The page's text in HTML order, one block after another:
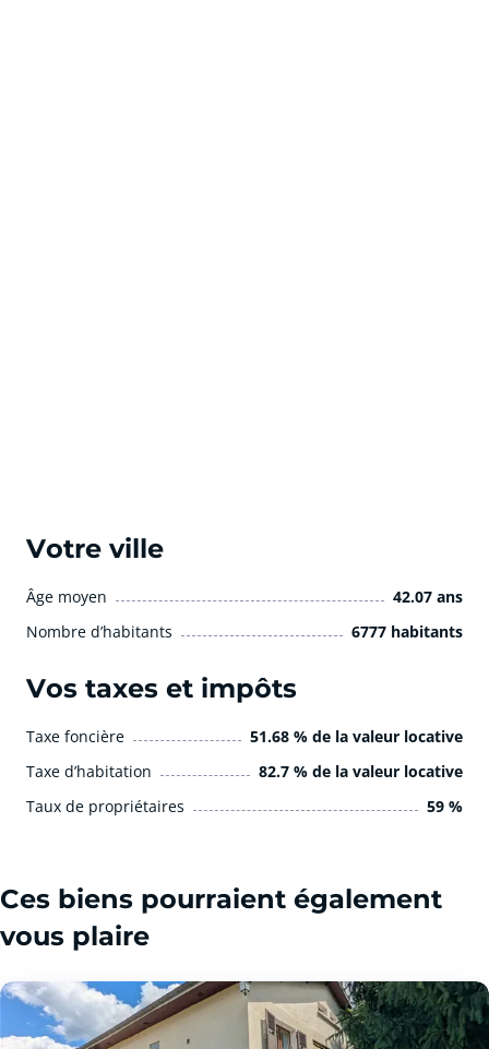
Votre ville
Âge moyen
42.07 ans
Nombre d’habitants
6777 habitants
Vos taxes et impôts
Taxe foncière
51.68 % de la valeur locative
Taxe d’habitation
82.7 % de la valeur locative
Taux de propriétaires
59 %
Ces biens pourraient également
vous plaire